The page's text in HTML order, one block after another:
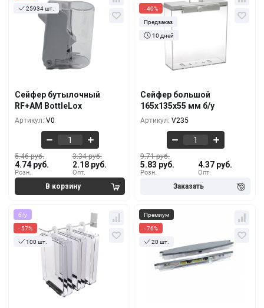
25934 шт.
Сейфер бутылочный
RF+AM BottleLox
Артикул: V0
Розн.
5.46 руб.
4.74 руб.
Опт.
3.34 руб.
2.18 руб.
5.46 руб.
4.74 руб.
100+
3.65 руб.
- 40%
Предзаказ
10 дней
Сейфер большой
165x135x55 мм б/у
Артикул: V235
Розн.
9.71 руб.
5.83 руб.
Опт.
4.37 руб.
Кол-во
9.71 руб.
5.83 руб.
100+
б/у
- 57%
100 шт.
За 1 шт.
8.50 руб.
3.65 руб.
Премиум
- 76%
20 шт.
Кол-во За 1 шт.